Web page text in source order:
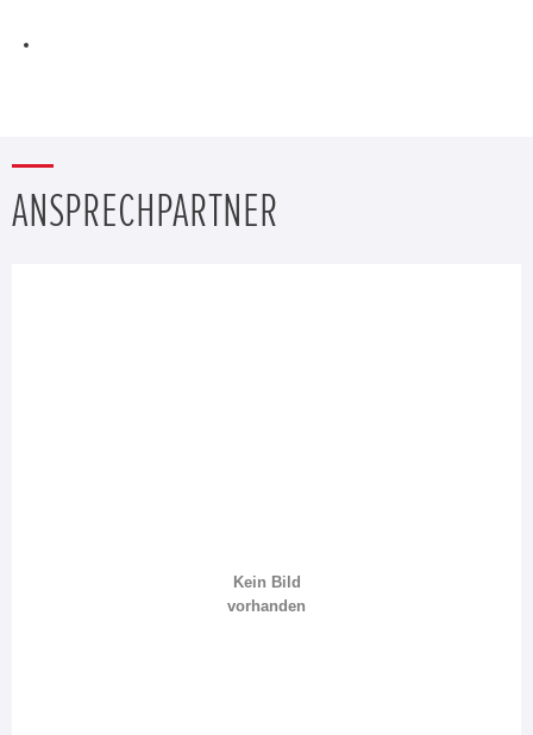
ANSPRECHPARTNER
Kein Bild
vorhanden